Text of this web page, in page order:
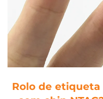
Rolo de